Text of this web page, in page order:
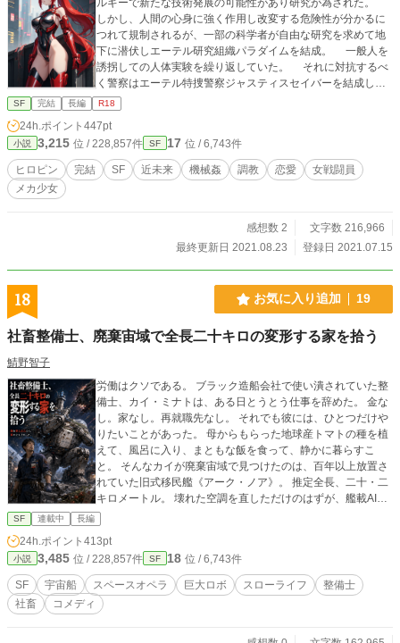
ルギーで新たな技術発展の可能性があり研究が為された。
しかし、人間の心身に強く作用し改変する危険性が分かるに
つれて規制されるが、一部の科学者が自由な研究を求めて地
下に潜伏しエーテル研究組織パラダイムを結成。 一般人を
誘拐しての人体実験を繰り返していた。 それに対抗するべ
く警察はエーテル特捜警察ジャスティスセイバーを結成しエ
ーテルを使った強化装備エーテルギアを纏った捜査員が日夜
パラダイム逮捕に向けて動いていた。 その一人ジャスティ
スレッドである晶は隊長である翔に大学時代から思慕を抱い
ていた。日々の捜査の中でも彼への思いは募っていき遂には
翔をおかずにオナニーを始めるまでになる。 その時、パラ
ダイムのアジトの場所が後輩のジャスティスブルーのミーネ
パラダイムに誘拐され人体改造をされてしまった。 ピクシ
あり ＊人体改造 強姦 レイプ 機械姦 拘束 拘束具 出
SF 完結 長編 R18
24h.ポイント 447pt
小説 3,215 位 / 228,857件 SF 17 位 / 6,743件
ヒロピン 完結 SF 近未来 機械姦 調教 恋愛
女戦闘員
メカ少女
感想数 2
文字数 216,966
最終更新日 2021.08.23
登録日 2021.07.15
18 お気に入り追加 19
社畜整備士、廃棄宙域で全長二十キロの変形する家を拾う
鯖野智子
労働はクソである。 ブラック造船会社で使い潰されていた整
備士、カイ・ミナトは、ある日とうとう仕事を辞めた。 金な
し。家なし。再就職先なし。 それでも彼には、ひとつだけや
りたいことがあった。 母からもらった地球産トマトの種を植
えて、風呂に入り、まともな飯を食って、静かに暮らすこ
と。 そんなカイが廃棄宙域で見つけたのは、百年以上放置さ
れていた旧式移民艦《アーク・ノア》。 推定全長、二十・二
キロメートル。 壊れた空調を直しただけのはずが、艦載AIノ
アにより、なぜかカイは暫定管理人として登録されてしま
う。 艦内には、壊れた浴場がある。 止まった食堂がある。
眠った農業区がある。 直せば、風呂に入れる。飯が食える。
トマトが育つ。 だったら直すしかない。 しかし、ようやく手
に入れた畑予定地を、海賊が撃った。 カイは静かに言った。
「そこ、俺の畑になる予定なんですけど」 そして、全長二十
キロの“家”が立ち上がる。 これは、英雄になりたいわけで
SF 連載中 長編
24h.ポイント 413pt
小説 3,485 位 / 228,857件 SF 18 位 / 6,743件
SF 宇宙船 スペースオペラ 巨大ロボ スローライフ
整備士
社畜
コメディ